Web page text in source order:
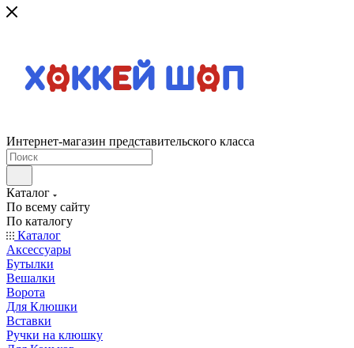
Интернет-магазин представительского класса
Каталог
По всему сайту
По каталогу
Каталог
Аксессуары
Бутылки
Вешалки
Ворота
Для Клюшки
Вставки
Ручки на клюшку